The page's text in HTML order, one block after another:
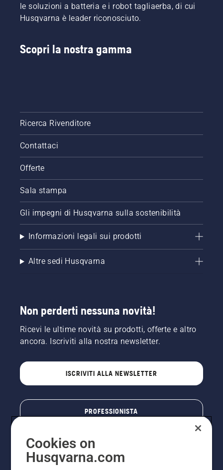
le soluzioni a batteria e i robot tagliaerba, di cui
Husqvarna è leader riconosciuto.
Scopri la nostra gamma
Ricerca Rivenditore
Contattaci
Offerte
Sala stampa
Gli impegni di Husqvarna sulla sostenibilità
Informazioni legali sui prodotti
Altre sedi Husqvarna
Non perderti nessuna novità!
Ricevi le ultime novità su prodotti, offerte e altro
ancora. Iscriviti alla nostra newsletter.
ISCRIVITI ALLA NEWSLETTER
PROFESSIONISTA
Cookies on
Husqvarna.com